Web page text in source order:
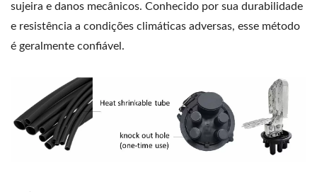
sujeira e danos mecânicos. Conhecido por sua durabilidade
e resistência a condições climáticas adversas, esse método
é geralmente confiável.